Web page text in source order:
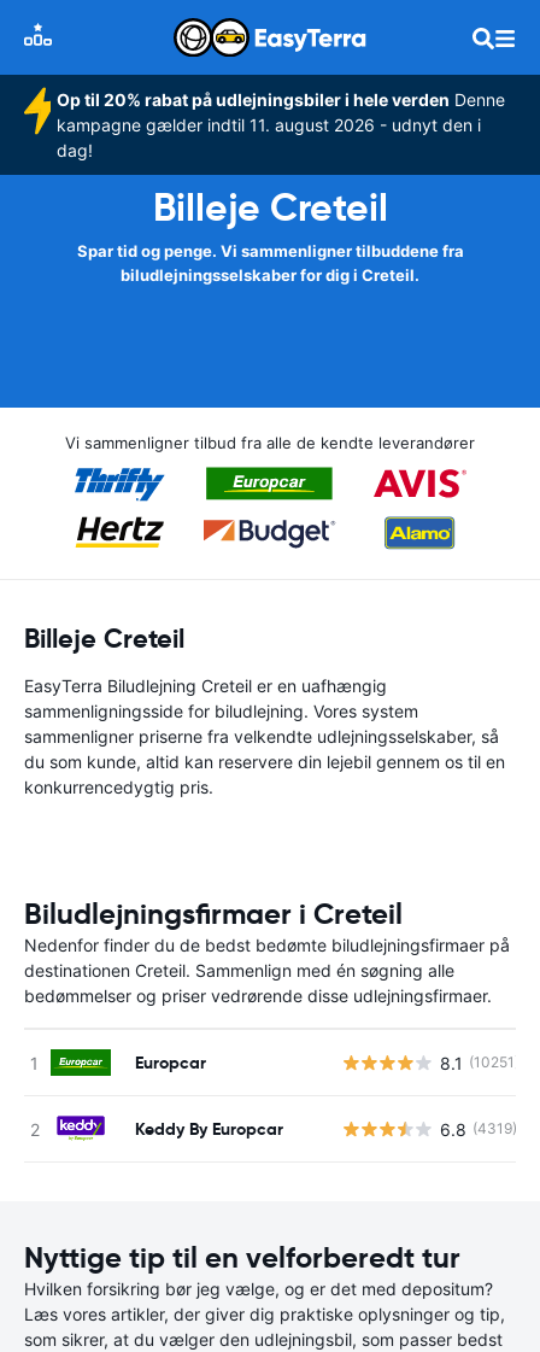
Op til 20% rabat på udlejningsbiler i hele verden Denne
kampagne gælder indtil 11. august 2026 - udnyt den i
dag!
Billeje Creteil
Spar tid og penge. Vi sammenligner tilbuddene fra
biludlejningsselskaber for dig i Creteil.
Vi sammenligner tilbud fra alle de kendte leverandører
Billeje Creteil
EasyTerra Biludlejning Creteil er en uafhængig
sammenligningsside for biludlejning. Vores system
sammenligner priserne fra velkendte udlejningsselskaber, så
du som kunde, altid kan reservere din lejebil gennem os til en
konkurrencedygtig pris.
Biludlejningsfirmaer i Creteil
Nedenfor finder du de bedst bedømte biludlejningsfirmaer på
destinationen Creteil. Sammenlign med én søgning alle
bedømmelser og priser vedrørende disse udlejningsfirmaer.
Europcar 8.1 (10251)
Keddy By Europcar 6.8 (4319)
Nyttige tip til en velforberedt tur
Hvilken forsikring bør jeg vælge, og er det med depositum?
Læs vores artikler, der giver dig praktiske oplysninger og tip,
som sikrer, at du vælger den udlejningsbil, som passer bedst